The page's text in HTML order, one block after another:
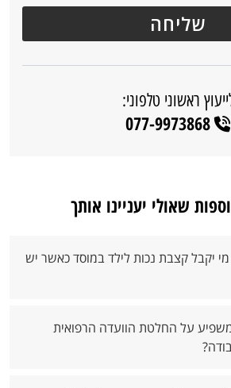
ראשוני טלפוני:
077-9973868
שאולי יעניינו אותך
מי יקבל קצבת נכות לילד במוסד כאשר יש
גיוס בצו 8 משפיע על החלטת הוועדה הרפואית